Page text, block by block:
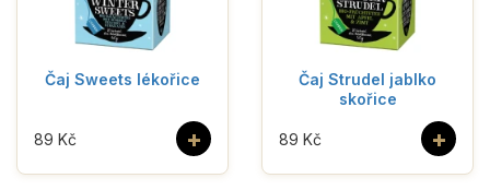
Čaj Sweets lékořice
+
89 Kč
Čaj Strudel jablko
skořice
+
89 Kč